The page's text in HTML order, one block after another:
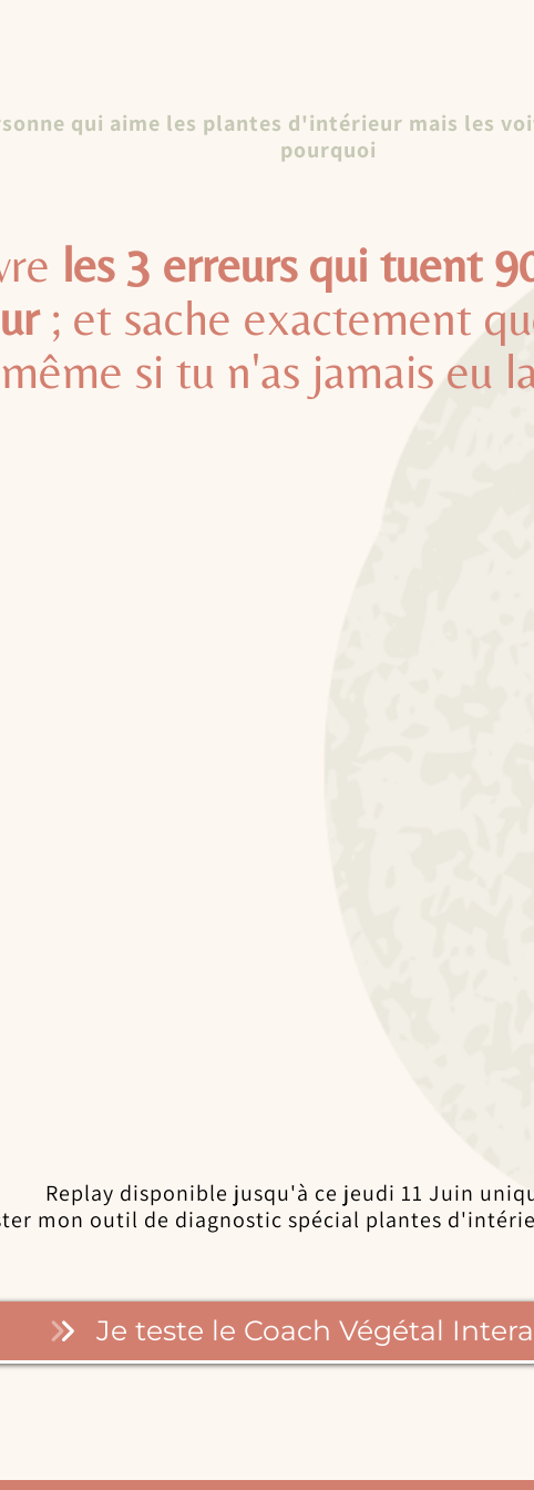
qui aime les plantes d'intérieur mais les
pourquoi
les 3 erreurs qui tuent
; et sache exactement
si tu n'as jamais eu
Replay disponible jusqu'à ce jeudi 11 Juin
mon outil de diagnostic spécial plantes
Je teste le Coach Végétal